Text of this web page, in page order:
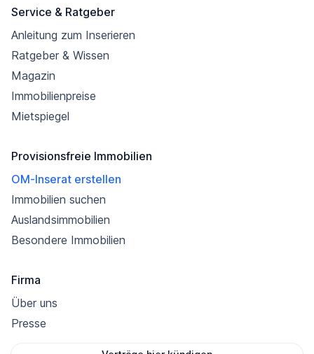
Service & Ratgeber
Anleitung zum Inserieren
Ratgeber & Wissen
Magazin
Immobilienpreise
Mietspiegel
Provisionsfreie Immobilien
OM-Inserat erstellen
Immobilien suchen
Auslandsimmobilien
Besondere Immobilien
Firma
Über uns
Presse